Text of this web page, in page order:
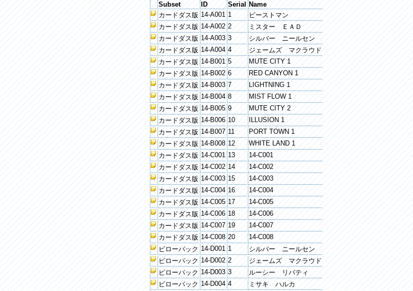
Subset ID Serial Name
カードダス版 14-A001 1
ビーストマン
カードダス版 14-A002 2
ミスター ＥＡＤ
カードダス版 14-A003 3
シルバー ニールセン
カードダス版 14-A004 4
ジェームズ マクラウド
カードダス版 14-B001 5
MUTE CITY 1
カードダス版 14-B002 6
RED CANYON 1
カードダス版 14-B003 7
LIGHTNING 1
カードダス版 14-B004 8
MIST FLOW 1
カードダス版 14-B005 9
MUTE CITY 2
カードダス版 14-B006 10
ILLUSION 1
カードダス版 14-B007 11
PORT TOWN 1
カードダス版 14-B008 12
WHITE LAND 1
カードダス版 14-C001 13
14-C001
カードダス版 14-C002 14
14-C002
カードダス版 14-C003 15
14-C003
カードダス版 14-C004 16
14-C004
カードダス版 14-C005 17
14-C005
カードダス版 14-C006 18
14-C006
カードダス版 14-C007 19
14-C007
カードダス版 14-C008 20
14-C008
ピローパック 14-D001 1
シルバー ニールセン
ピローパック 14-D002 2
ジェームズ マクラウド
ピローパック 14-D003 3
ルーシー リバティ
ピローパック 14-D004 4
ミサキ ハルカ